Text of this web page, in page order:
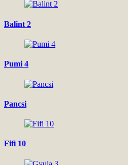
Balint 2
Pumi 4
Pancsi
Fifi 10